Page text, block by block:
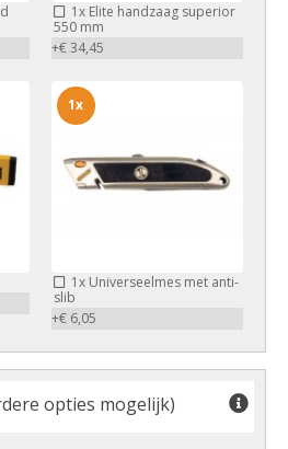
1xElite handzaag superior
550 mm
+€ 34,45
1xUniverseelmes met anti-
slib
+€ 6,05
1x
opties mogelijk)